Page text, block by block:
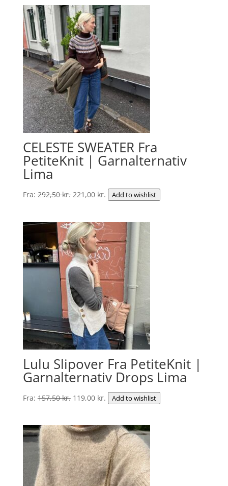
CELESTE SWEATER Fra
PetiteKnit | Garnalternativ
Lima
Fra:292,50kr. Den
var:
292,50 kr..
221,00 kr.Den
er:
221,00 kr..
Add to wishlist
Lulu Slipover Fra PetiteKnit |
Garnalternativ Drops Lima
Fra:157,50kr. Den
var:
157,50 kr..
119,00 kr.Den
er:
119,00 kr..
Add to wishlist